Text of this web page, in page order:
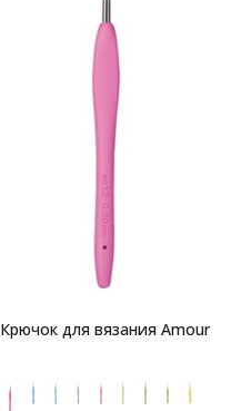
Крючок для вязания Amour